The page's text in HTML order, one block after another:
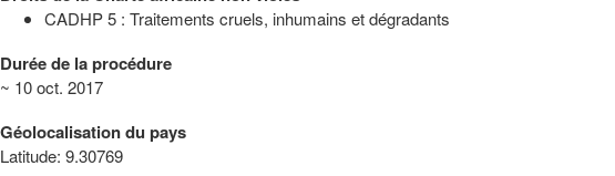
CADHP 5 : Traitements cruels, inhumains et dégradants
Durée de la procédure
~ 10 oct. 2017
Géolocalisation du pays
Latitude: 9.30769